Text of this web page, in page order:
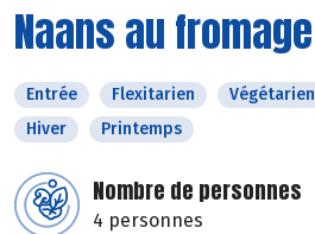
Naans au fromage
Entrée Flexitarien Végétarien
Hiver
Printemps
Nombre de personnes
4 personnes